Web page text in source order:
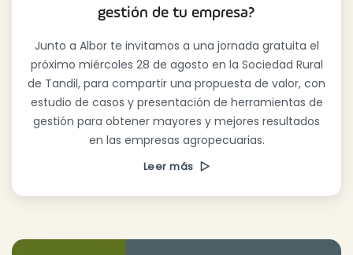
gestión de tu empresa?
Junto a Albor te invitamos a una jornada gratuita el
próximo miércoles 28 de agosto en la Sociedad Rural
de Tandil, para compartir una propuesta de valor, con
estudio de casos y presentación de herramientas de
gestión para obtener mayores y mejores resultados
en las empresas agropecuarias.
Leer más